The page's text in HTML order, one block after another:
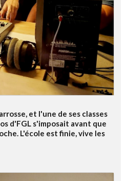
et l'une de ses classes
d'FGL s'imposait avant que
L'école est finie, vive les